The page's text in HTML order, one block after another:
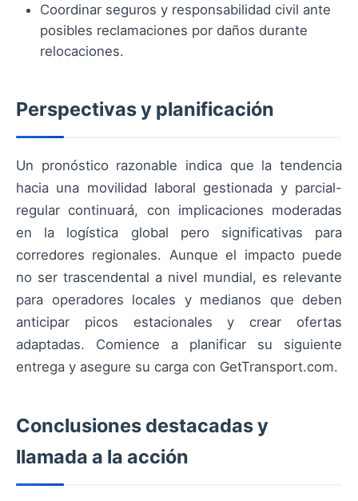
Coordinar seguros y responsabilidad civil ante
posibles reclamaciones por daños durante
relocaciones.
Perspectivas y planificación
Un pronóstico razonable indica que la tendencia
hacia una movilidad laboral gestionada y parcial-
regular continuará, con implicaciones moderadas
en la logística global pero significativas para
corredores regionales. Aunque el impacto puede
no ser trascendental a nivel mundial, es relevante
para operadores locales y medianos que deben
anticipar picos estacionales y crear ofertas
adaptadas. Comience a planificar su siguiente
entrega y asegure su carga con GetTransport.com.
Conclusiones destacadas y
llamada a la acción